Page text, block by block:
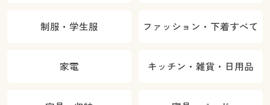
制服・学生服 ファッション・下着すべて
家電 キッチン・雑貨・日用品